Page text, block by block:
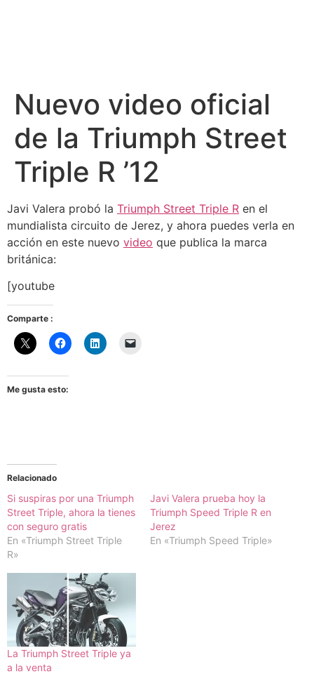
Nuevo video oficial
de la Triumph Street
Triple R ’12
Javi Valera probó la Triumph Street Triple R en el
mundialista circuito de Jerez, y ahora puedes verla en
acción en este nuevo video que publica la marca
británica:
[youtube
Comparte :
Me gusta esto:
Relacionado
Si suspiras por una Triumph
Street Triple, ahora la tienes
con seguro gratis
En «Triumph Street Triple
R»
Javi Valera prueba hoy la
Triumph Speed Triple R en
Jerez
En «Triumph Speed Triple»
La Triumph Street Triple ya
a la venta